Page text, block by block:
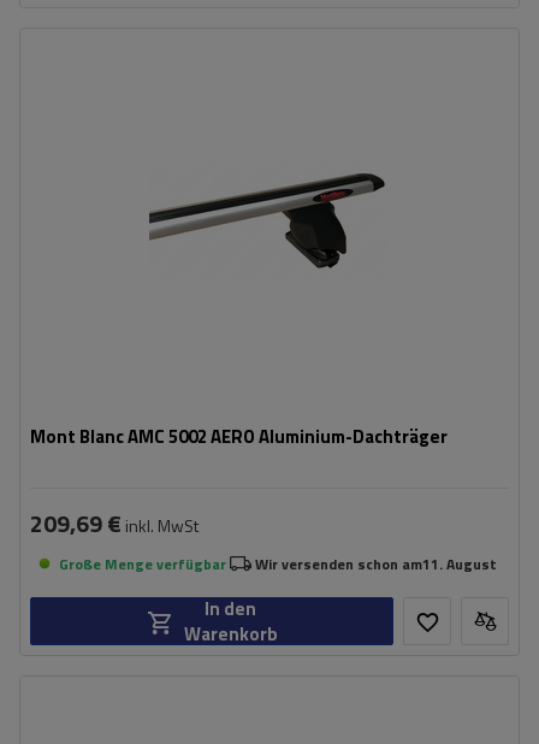
Mont Blanc AMC 5002 AERO Aluminium-Dachträger
209,69 € inkl. MwSt
Große Menge verfügbar Wir versenden schon am11. August
In den
Warenkorb